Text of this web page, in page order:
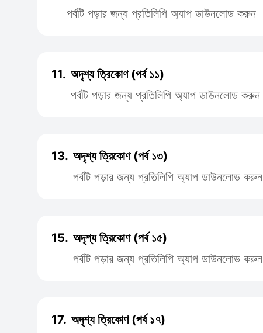
পর্বটি পড়ার জন্য প্রতিলিপি অ্যাপ ডাউনলোড করুন
11. অদৃশ্য ত্রিকোণ (পর্ব ১১)
পর্বটি পড়ার জন্য প্রতিলিপি অ্যাপ ডাউনলোড করুন
13. অদৃশ্য ত্রিকোণ (পর্ব ১৩)
পর্বটি পড়ার জন্য প্রতিলিপি অ্যাপ ডাউনলোড করুন
15. অদৃশ্য ত্রিকোণ (পর্ব ১৫)
পর্বটি পড়ার জন্য প্রতিলিপি অ্যাপ ডাউনলোড করুন
17. অদৃশ্য ত্রিকোণ (পর্ব ১৭)